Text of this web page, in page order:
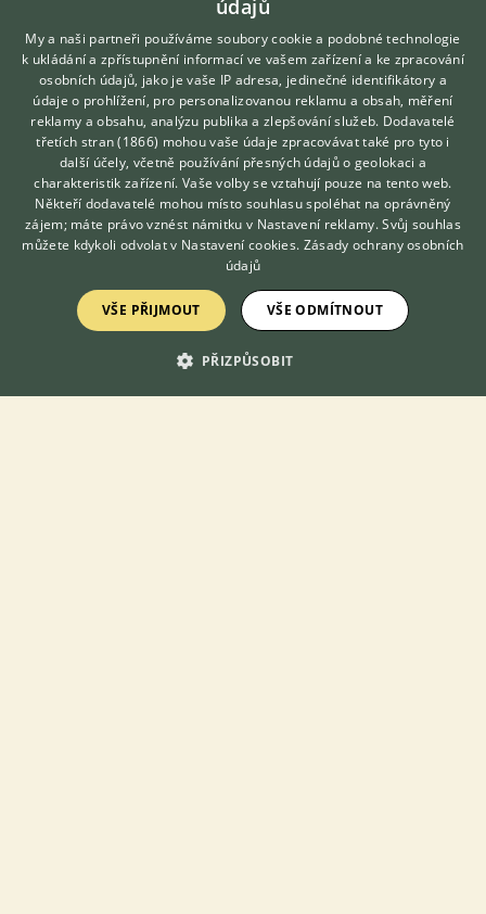
doplňků pro chov rybiček.
6.8.2026 11:00
Most, okr. Most
broumov 20×
Zobrazit více inzerátů (260)
Hledáte zvířecího kamaráda?
Zdarma vám poradí
VETERINÁŘ ONLINE
KONZULTOVAT S
VETERINÁŘEM
údajů
My a naši partneři používáme soubory cookie a podobné technologie
k ukládání a zpřístupnění informací ve vašem zařízení a ke zpracování
osobních údajů, jako je vaše IP adresa, jedinečné identifikátory a
údaje o prohlížení, pro personalizovanou reklamu a obsah, měření
reklamy a obsahu, analýzu publika a zlepšování služeb. Dodavatelé
třetích stran (1866) mohou vaše údaje zpracovávat také pro tyto i
další účely, včetně používání přesných údajů o geolokaci a
charakteristik zařízení. Vaše volby se vztahují pouze na tento web.
Někteří dodavatelé mohou místo souhlasu spoléhat na oprávněný
zájem; máte právo vznést námitku v Nastavení reklamy. Svůj souhlas
můžete kdykoli odvolat v Nastavení cookies. Zásady ochrany osobních
údajů
VŠE PŘIJMOUT VŠE ODMÍTNOUT
PŘIZPŮSOBIT